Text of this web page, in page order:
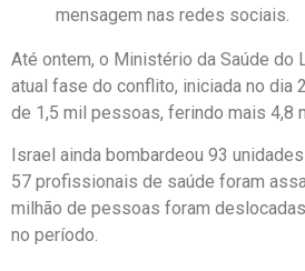
mensagem nas redes sociais.
Até ontem, o Ministério da Saúde do
atual fase do conflito, iniciada no dia
de 1,5 mil pessoas, ferindo mais 4,8
Israel ainda bombardeou 93
57 profissionais de saúde foram
milhão de pessoas foram
no período.